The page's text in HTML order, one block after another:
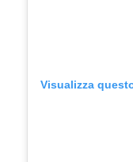
Visualizza